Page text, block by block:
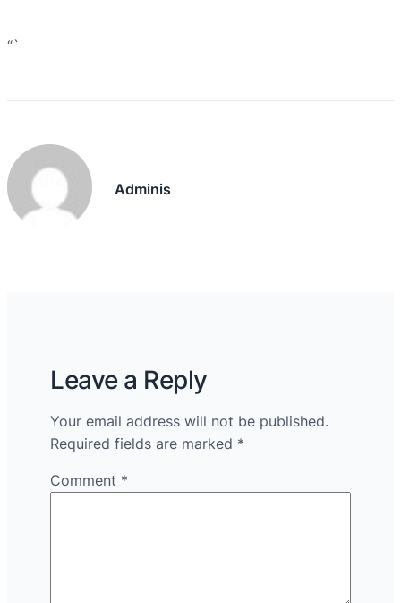
“`
Adminis
Leave a Reply
Your email address will not be published.
Required fields are marked *
Comment *